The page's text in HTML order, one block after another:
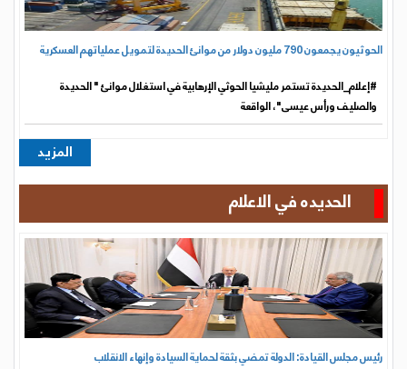
الحوثيون يجمعون 790 مليون دولار من موانئ الحديدة لتمويل عملياتهم العسكرية
#إعلام_الحديدة تستمر مليشيا الحوثي الإرهابية في استغلال موانئ " الحديدة
والصليف ورأس عيسى"، الواقعة
المزيد
الحديده في الاعلام
رئيس مجلس القيادة: الدولة تمضي بثقة لحماية السيادة وإنهاء الانقلاب